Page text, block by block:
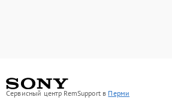
Сервисный центр RemSupport в Перми